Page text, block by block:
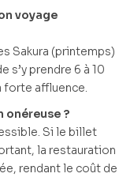
voyage
Sakura (printemps)
prendre 6 à 10
forte affluence.
onéreuse ?
Si le billet
la restauration
rendant le coût de